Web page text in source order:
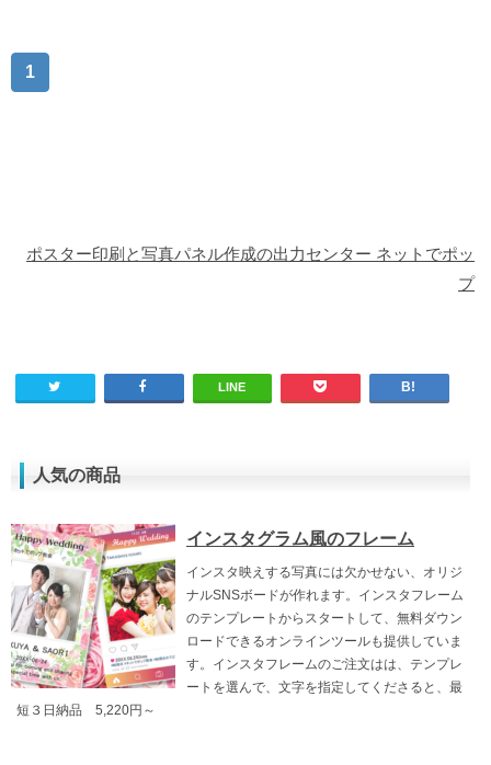
1
ポスター印刷と写真パネル作成の出力センター ネットでポッ
プ
LINE
人気の商品
インスタグラム風のフレーム
インスタ映えする写真には欠かせない、オリジ
ナルSNSボードが作れます。インスタフレーム
のテンプレートからスタートして、無料ダウン
ロードできるオンラインツールも提供していま
す。インスタフレームのご注文はは、テンプレ
ートを選んで、文字を指定してくださると、最
短３日納品 5,220円～